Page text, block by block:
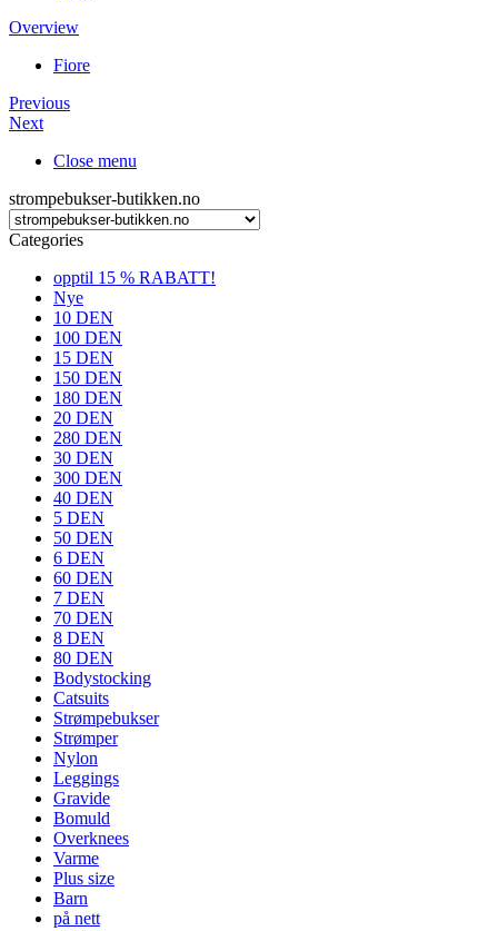
Overview
Fiore
Previous
Next
Close menu
strompebukser-butikken.no
Categories
opptil 15 % RABATT!
Nye
10 DEN
100 DEN
15 DEN
150 DEN
180 DEN
20 DEN
280 DEN
30 DEN
300 DEN
40 DEN
5 DEN
50 DEN
6 DEN
60 DEN
7 DEN
70 DEN
8 DEN
80 DEN
Bodystocking
Catsuits
Strømpebukser
Strømper
Nylon
Leggings
Gravide
Bomuld
Overknees
Varme
Plus size
Barn
på nett